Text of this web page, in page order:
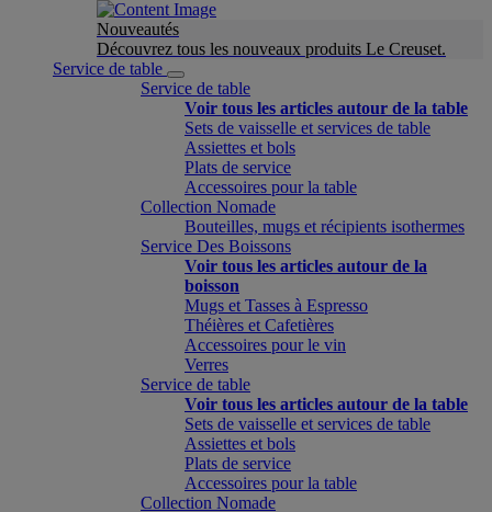
Nouveautés
Découvrez tous les nouveaux produits Le Creuset.
Service de table
Service de table
Voir tous les articles autour de la table
Sets de vaisselle et services de table
Assiettes et bols
Plats de service
Accessoires pour la table
Collection Nomade
Bouteilles, mugs et récipients isothermes
Service Des Boissons
Voir tous les articles autour de la
boisson
Mugs et Tasses à Espresso
Théières et Cafetières
Accessoires pour le vin
Verres
Service de table
Voir tous les articles autour de la table
Sets de vaisselle et services de table
Assiettes et bols
Plats de service
Accessoires pour la table
Collection Nomade